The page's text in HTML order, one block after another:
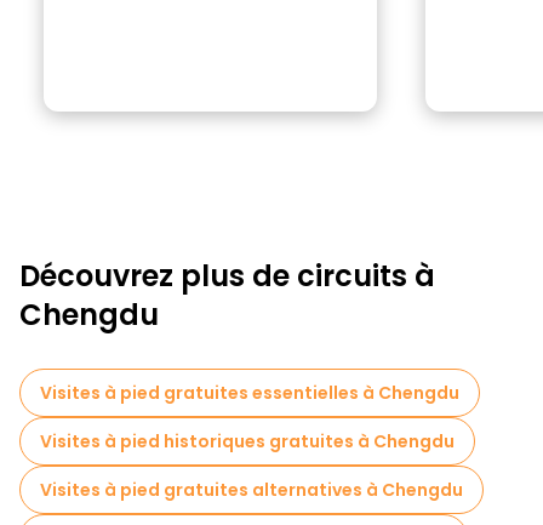
Découvrez plus de circuits à
Chengdu
Visites à pied gratuites essentielles à Chengdu
Visites à pied historiques gratuites à Chengdu
Visites à pied gratuites alternatives à Chengdu